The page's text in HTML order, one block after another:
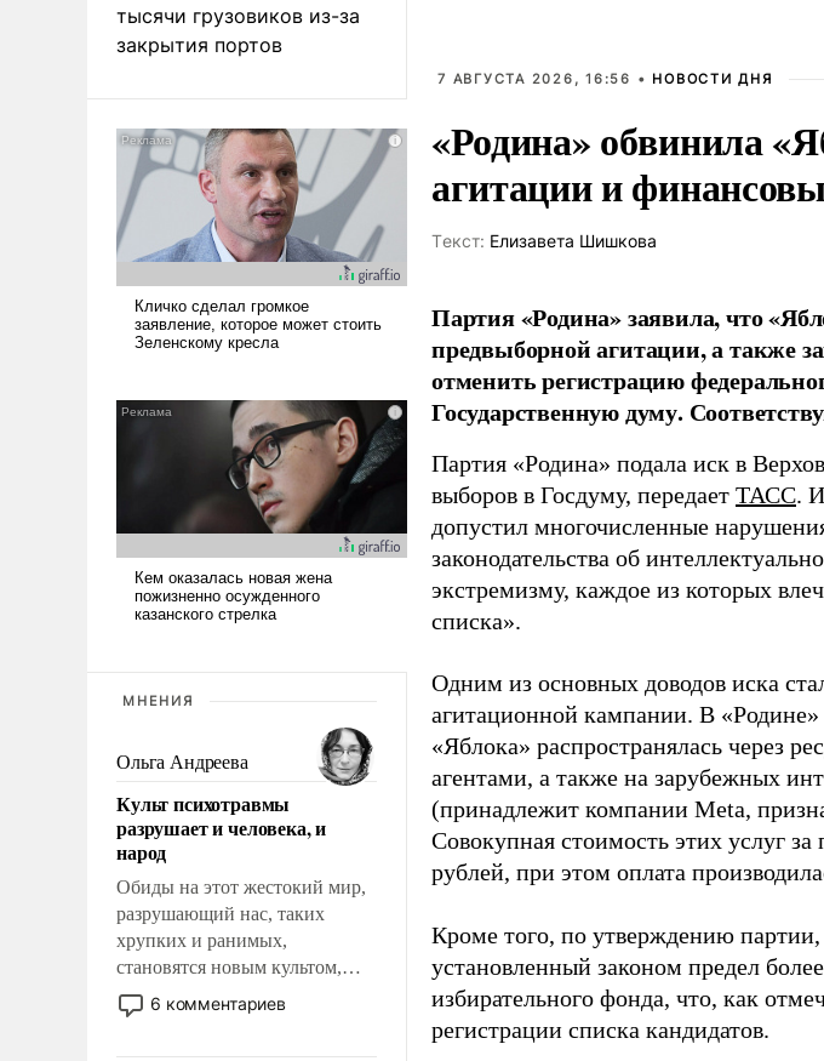
тысячи грузовиков из-за
закрытия портов
МНЕНИЯ
Ольга Андреева
Культ психотравмы
разрушает и человека, и
народ
Обиды на этот жестокий мир,
разрушающий нас, таких
хрупких и ранимых,
становятся новым культом,
постепенно вытесняя и
отменяя традиционное
6 комментариев
7 АВГУСТА 2026, 16:56 • НОВОСТИ ДНЯ
«Родина» обвинила
агитации и
Tекст: Елизавета Шишкова
Партия «Родина» заявила, что
предвыборной агитации, а также
отменить регистрацию
Государственную думу.
Партия «Родина» подала иск в
выборов в Госдуму, передает ТАСС.
допустил многочисленные
законодательства об
экстремизму, каждое из которых
списка».
Одним из основных доводов иска
агитационной кампании. В «Родине»
«Яблока» распространялась через
агентами, а также на зарубежных
(принадлежит компании Meta,
Совокупная стоимость этих услуг
рублей, при этом оплата
Кроме того, по утверждению
установленный законом предел
избирательного фонда, что, как
регистрации списка кандидатов.